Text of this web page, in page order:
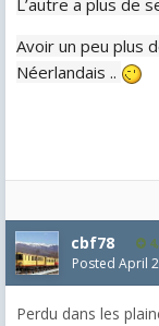
Avoir un peu plus
Néerlandais ..
cbf78
Posted April
Perdu dans les